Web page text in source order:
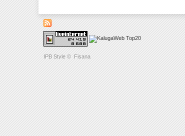
IPB Style © Fisana